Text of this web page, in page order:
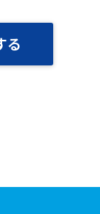
る